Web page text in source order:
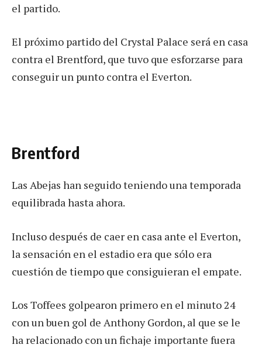
el partido.
El próximo partido del Crystal Palace será en casa
contra el Brentford, que tuvo que esforzarse para
conseguir un punto contra el Everton.
Brentford
Las Abejas han seguido teniendo una temporada
equilibrada hasta ahora.
Incluso después de caer en casa ante el Everton,
la sensación en el estadio era que sólo era
cuestión de tiempo que consiguieran el empate.
Los Toffees golpearon primero en el minuto 24
con un buen gol de Anthony Gordon, al que se le
ha relacionado con un fichaje importante fuera